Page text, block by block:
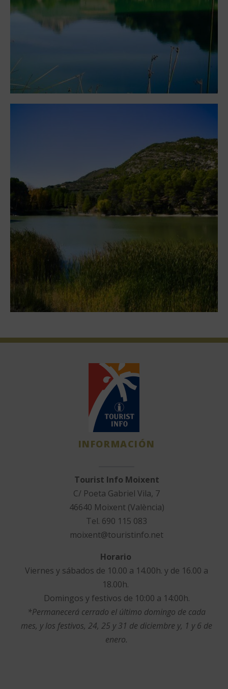
INFORMACIÓN
Tourist Info Moixent
C/ Poeta Gabriel Vila, 7
46640 Moixent (València)
Tel. 690 115 083
moixent@touristinfo.net
Horario
Viernes y sábados de 10.00 a 14.00h. y de 16.00 a
18.00h.
Domingos y festivos de 10:00 a 14:00h.
*Permanecerá cerrado el último domingo de cada
mes, y los festivos, 24, 25 y 31 de diciembre y, 1 y 6 de
enero.